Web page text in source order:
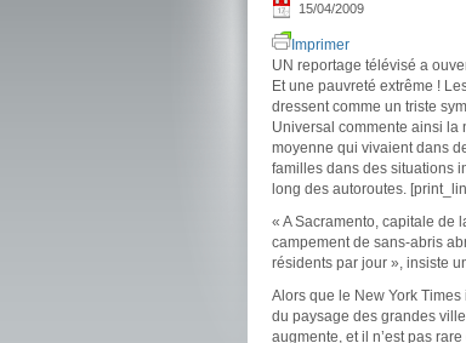
15/04/2009
Imprimer
UN reportage télévisé a
Et une pauvreté extrême !
dressent comme un triste
Universal commente ainsi la
moyenne qui vivaient dans
familles dans des situations
long des autoroutes.
« A Sacramento, capitale de
campement de sans-abris
résidents par jour », insiste
Alors que le New York
du paysage des grandes
augmente, et il n’est pas